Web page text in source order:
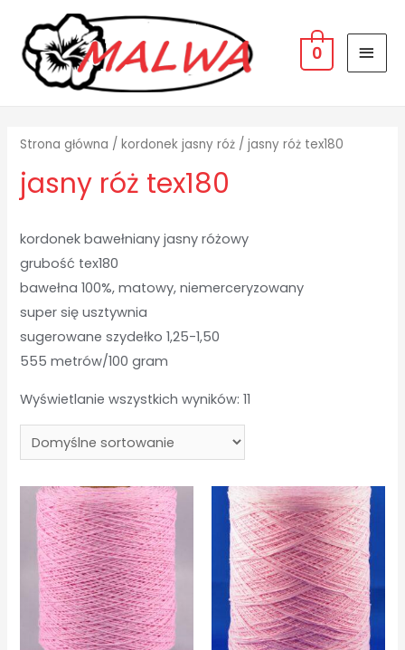
0
Strona główna /kordonek jasny róż / jasny róż tex180
jasny róż tex180
kordonek bawełniany jasny różowy
grubość tex180
bawełna 100%, matowy, niemerceryzowany
super się usztywnia
sugerowane szydełko 1,25-1,50
555 metrów/100 gram
Wyświetlanie wszystkich wyników: 11